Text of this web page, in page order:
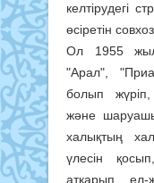
келтірудегі
өсіретін
Ол 1955
"Арал",
болып жүріп,
және
халықтың
үлесін
атқарып, ел-